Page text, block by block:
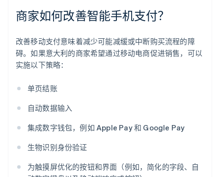
商家如何改善智能手机支付？
改善移动支付意味着减少可能减缓或中断购买流程的障
碍。如果意大利的商家希望通过移动电商促进销售，可以
实施以下策略：
单页结账
自动数据输入
集成数字钱包，例如 Apple Pay 和 Google Pay
生物识别身份验证
为触摸屏优化的按钮和界面（例如，简化的字段、自